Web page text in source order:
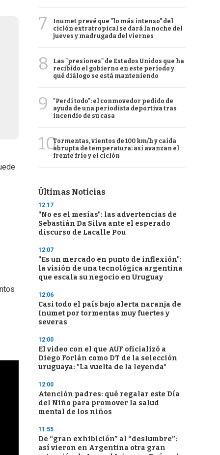
7
Inumet prevé que "lo más intenso" del
ciclón extratropical se dará la noche del
jueves y madrugada del viernes
8
Las "presiones" de Estados Unidos que ha
recibido el gobierno en este período y
qué diálogo se está manteniendo
9
"Perdí todo": el conmovedor pedido de
ayuda de una periodista deportiva tras
incendio de su casa
10Tormentas, vientos de 100 km/h y caída
abrupta de temperatura: así avanzan el
frente frío y el ciclón
Últimas Noticias
12:17
"No es el mesías": las advertencias de
Sebastián Da Silva ante el esperado
discurso de Lacalle Pou
12:07
"Es un mercado en punto de inflexión":
la visión de una tecnológica argentina
que escala su negocio en Uruguay
12:06
Casi todo el país bajo alerta naranja de
Inumet por tormentas muy fuertes y
severas
12:00
El video con el que AUF oficializó a
Diego Forlán como DT de la selección
uruguaya: "La vuelta de la leyenda"
12:00
Atención padres: qué regalar este Día
del Niño para promover la salud
mental de los niños
11:55
De “gran exhibición” al “deslumbre”:
así vieron en Argentina otra gran